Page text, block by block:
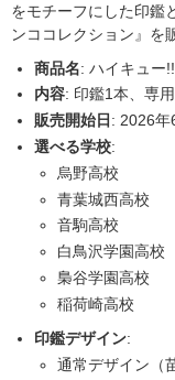
をモチーフにした印鑑
ンココレクション』を
商品名: ハイキュー
内容: 印鑑1本、専
販売開始日 : 2026年
選べる学校:
烏野高校
青葉城西高校
音駒高校
白鳥沢学園高校
梟谷学園高校
稲荷崎高校
印鑑デザイン:
通常デザイン（